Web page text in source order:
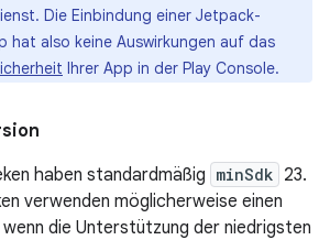
Die Einbindung einer Jetpack-
hat also keine Auswirkungen auf das
Ihrer App in der Play Console.
haben standardmäßig minSdk 23.
verwenden möglicherweise einen
wenn die Unterstützung der niedrigsten